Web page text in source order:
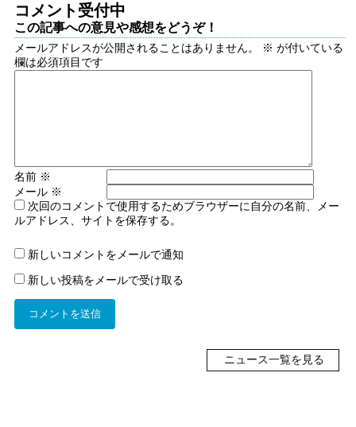
コメント受付中
この記事への意見や感想をどうぞ！
メールアドレスが公開されることはありません。 ※ が付いている
欄は必須項目です
名前 ※
メール ※
次回のコメントで使用するためブラウザーに自分の名前、メー
ルアドレス、サイトを保存する。
新しいコメントをメールで通知
新しい投稿をメールで受け取る
ニュース一覧を見る